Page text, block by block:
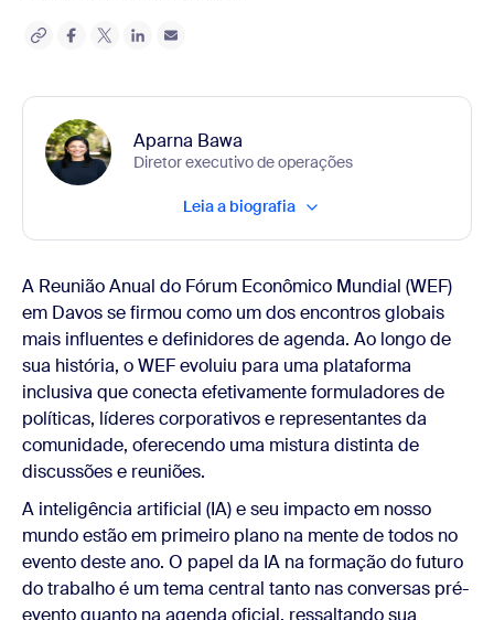
Aparna Bawa
Diretor executivo de operações
Leia a biografia
A Reunião Anual do Fórum Econômico Mundial (WEF)
em Davos se firmou como um dos encontros globais
mais influentes e definidores de agenda. Ao longo de
sua história, o WEF evoluiu para uma plataforma
inclusiva que conecta efetivamente formuladores de
políticas, líderes corporativos e representantes da
comunidade, oferecendo uma mistura distinta de
discussões e reuniões.
A inteligência artificial (IA) e seu impacto em nosso
mundo estão em primeiro plano na mente de todos no
evento deste ano. O papel da IA na formação do futuro
do trabalho é um tema central tanto nas conversas pré-
evento quanto na agenda oficial, ressaltando sua